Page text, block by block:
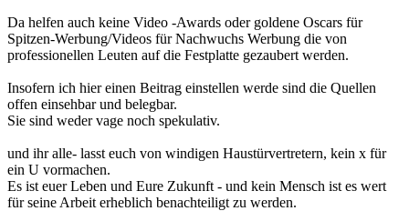
Da helfen auch keine Video -Awards oder goldene Oscars für
Spitzen-Werbung/Videos für Nachwuchs Werbung die von
professionellen Leuten auf die Festplatte gezaubert werden.
Insofern ich hier einen Beitrag einstellen werde sind die Quellen
offen einsehbar und belegbar.
Sie sind weder vage noch spekulativ.
und ihr alle- lasst euch von windigen Haustürvertretern, kein x für
ein U vormachen.
Es ist euer Leben und Eure Zukunft - und kein Mensch ist es wert
für seine Arbeit erheblich benachteiligt zu werden.